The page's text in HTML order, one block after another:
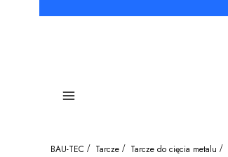
Menu
BAU-TEC Tarcze Tarcze do cięcia metalu